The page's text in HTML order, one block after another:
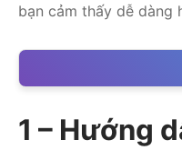
bạn cảm thấy dễ dàng
1 – Hướng